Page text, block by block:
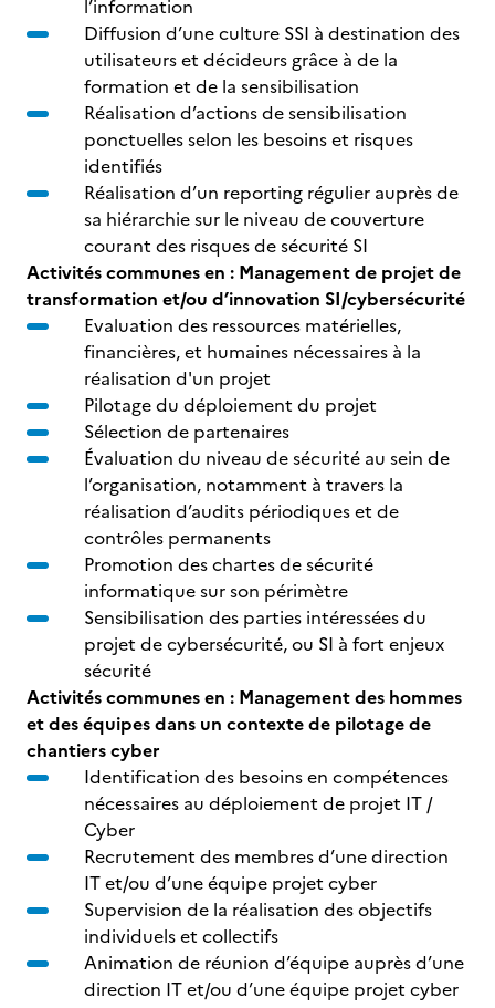
l’information
Diffusion d’une culture SSI à destination des
utilisateurs et décideurs grâce à de la
formation et de la sensibilisation
Réalisation d’actions de sensibilisation
ponctuelles selon les besoins et risques
identifiés
Réalisation d’un reporting régulier auprès de
sa hiérarchie sur le niveau de couverture
courant des risques de sécurité SI
Activités communes en : Management de projet de
transformation et/ou d’innovation SI/cybersécurité
Evaluation des ressources matérielles,
financières, et humaines nécessaires à la
réalisation d'un projet
Pilotage du déploiement du projet
Sélection de partenaires
Évaluation du niveau de sécurité au sein de
l’organisation, notamment à travers la
réalisation d’audits périodiques et de
contrôles permanents
Promotion des chartes de sécurité
informatique sur son périmètre
Sensibilisation des parties intéressées du
projet de cybersécurité, ou SI à fort enjeux
sécurité
Activités communes en : Management des hommes
et des équipes dans un contexte de pilotage de
chantiers cyber
Identification des besoins en compétences
nécessaires au déploiement de projet IT /
Cyber
Recrutement des membres d’une direction
IT et/ou d’une équipe projet cyber
Supervision de la réalisation des objectifs
individuels et collectifs
Animation de réunion d’équipe auprès d’une
direction IT et/ou d’une équipe projet cyber